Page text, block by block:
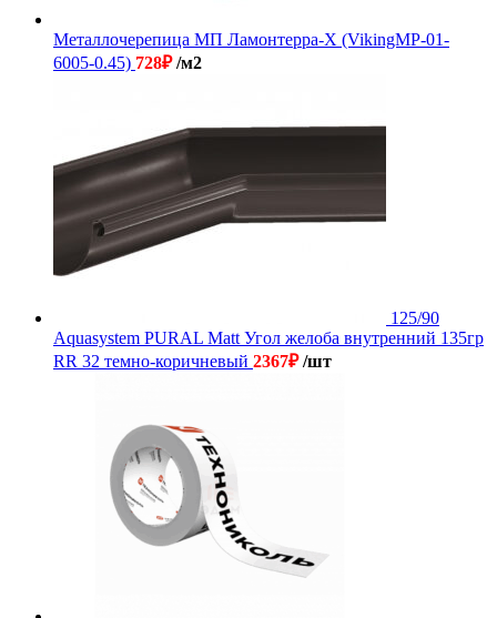
Металлочерепица МП Ламонтерра-X (VikingMP-01-
6005-0.45) 728₽/м2
125/90
Aquasystem PURAL Matt Угол желоба внутренний 135гр
RR 32 темно-коричневый 2367₽/шт